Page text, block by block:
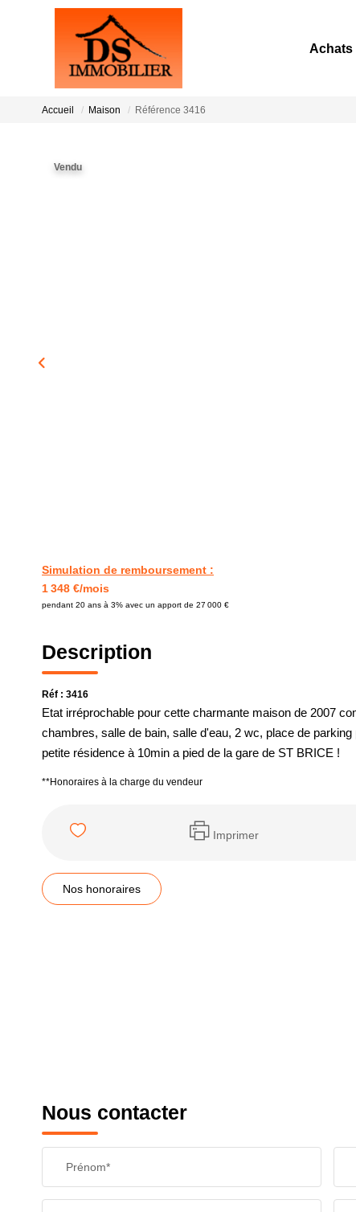
Achats
Accueil Maison Référence 3416
Vendu
Simulation de remboursement :
1 348 €/mois
pendant 20 ans à 3% avec un apport de 27 000 €
Description
Réf : 3416
Etat irréprochable pour cette charmante maison de 2007
chambres, salle de bain, salle d'eau, 2 wc, place de
petite résidence à 10min a pied de la gare de ST BRICE !
**Honoraires à la charge du vendeur
Imprimer
Nos honoraires
Nous contacter
Prénom*